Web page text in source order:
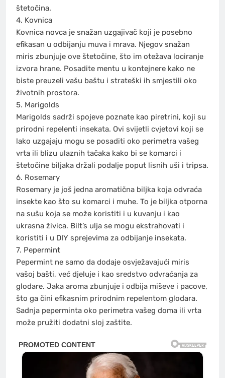
štetočina.
4. Kovnica
Kovnica novca je snažan uzgajivač koji je posebno
efikasan u odbijanju muva i mrava. Njegov snažan
miris zbunjuje ove štetočine, što im otežava lociranje
izvora hrane. Posadite mentu u kontejnere kako ne
biste preuzeli vašu baštu i strateški ih smjestili oko
životnih prostora.
5. Marigolds
Marigolds sadrži spojeve poznate kao piretrini, koji su
prirodni repelenti insekata. Ovi svijetli cvjetovi koji se
lako uzgajaju mogu se posaditi oko perimetra vašeg
vrta ili blizu ulaznih tačaka kako bi se komarci i
štetočine biljaka držali podalje poput lisnih uši i tripsa.
6. Rosemary
Rosemary je još jedna aromatična biljka koja odvraća
insekte kao što su komarci i muhe. To je biljka otporna
na sušu koja se može koristiti i u kuvanju i kao
ukrasna živica. Bilt’s ulja se mogu ekstrahovati i
koristiti i u DIY sprejevima za odbijanje insekata.
7. Pepermint
Pepermint ne samo da dodaje osvježavajući miris
vašoj bašti, već djeluje i kao sredstvo odvraćanja za
glodare. Jaka aroma zbunjuje i odbija miševe i pacove,
što ga čini efikasnim prirodnim repelentom glodara.
Sadnja peperminta oko perimetra vašeg doma ili vrta
može pružiti dodatni sloj zaštite.